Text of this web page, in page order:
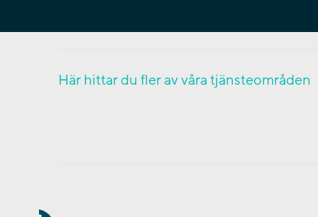
Här hittar du fler av våra tjänsteområden